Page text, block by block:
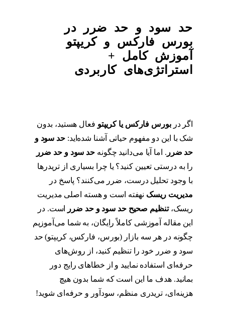
حد سود و حد ضرر در
بورس فارکس و کریپتو
آموزش کامل +
استراتژی‌های کاربردی
اگر دربورس فارکس یا کریپتو فعال هستید، بدون
شک با این دو مفهوم حیاتی آشنا شده‌اید:حد سود و
حد ضرر . اما آیا می‌دانید چگونه حد سود و حد ضرر
را به درستی تعیین کنید؟ یا چرا بسیاری از تریدرها
با وجود تحلیل درست، ضرر می‌کنند؟ پاسخ در
مدیریت ریسک نهفته است و هسته اصلی مدیریت
ریسک،تنظیم صحیح حد سود و حد ضرر
است. در
این مقاله آموزشی کاملاً رایگان، به شما می‌آموزیم
چگونه در هر سه بازار (بورس، فارکس، کریپتو) حد
سود و ضرر خود را تنظیم کنید، از روش‌های
حرفه‌ای استفاده نمایید و از خطاهای رایج دور
بمانید. هدف ما این است که شما بدون هیچ
هزینه‌ای، تریدری منظم، سودآور و حرفه‌ای شوید!